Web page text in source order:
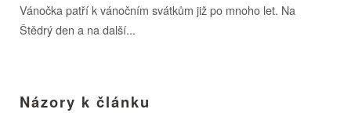
Vánočka patří k vánočním svátkům již po mnoho let. Na
Štědrý den a na další...
Názory k článku